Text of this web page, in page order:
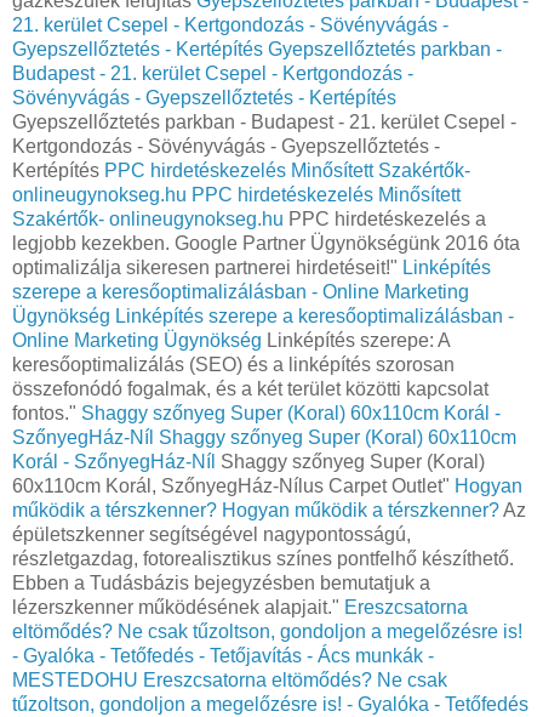
21. kerület Csepel - Kertgondozás - Sövényvágás -
Gyepszellőztetés - Kertépítés Gyepszellőztetés parkban -
Budapest - 21. kerület Csepel - Kertgondozás -
Sövényvágás - Gyepszellőztetés - Kertépítés
Gyepszellőztetés parkban - Budapest - 21. kerület Csepel -
Kertgondozás - Sövényvágás - Gyepszellőztetés -
Kertépítés PPC hirdetéskezelés Minősített Szakértők-
onlineugynokseg.hu PPC hirdetéskezelés Minősített
Szakértők- onlineugynokseg.hu PPC hirdetéskezelés a
legjobb kezekben. Google Partner Ügynökségünk 2016 óta
optimalizálja sikeresen partnerei hirdetéseit!" Linképítés
szerepe a keresőoptimalizálásban - Online Marketing
Ügynökség Linképítés szerepe a keresőoptimalizálásban -
Online Marketing Ügynökség Linképítés szerepe: A
keresőoptimalizálás (SEO) és a linképítés szorosan
összefonódó fogalmak, és a két terület közötti kapcsolat
fontos." Shaggy szőnyeg Super (Koral) 60x110cm Korál -
SzőnyegHáz-Níl Shaggy szőnyeg Super (Koral) 60x110cm
Korál - SzőnyegHáz-Níl Shaggy szőnyeg Super (Koral)
60x110cm Korál, SzőnyegHáz-Nílus Carpet Outlet" Hogyan
működik a térszkenner? Hogyan működik a térszkenner?Az
épületszkenner segítségével nagypontosságú,
részletgazdag, fotorealisztikus színes pontfelhő készíthető.
Ebben a Tudásbázis bejegyzésben bemutatjuk a
lézerszkenner működésének alapjait." Ereszcsatorna
eltömődés? Ne csak tűzoltson, gondoljon a megelőzésre is!
- Gyalóka - Tetőfedés - Tetőjavítás - Ács munkák -
MESTEDOHU Ereszcsatorna eltömődés? Ne csak
tűzoltson, gondoljon a megelőzésre is! - Gyalóka - Tetőfedés